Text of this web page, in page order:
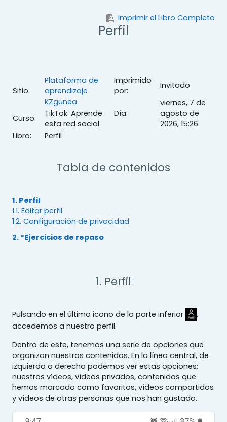
Imprimir el Libro Completo
Perfil
Sitio:
Plataforma de
aprendizaje
KZgunea
Curso:
TikTok. Aprende
esta red social
Libro:
Perfil
Imprimido
por:
Invitado
Día:
viernes, 7 de
agosto de
2026, 15:26
Tabla de contenidos
1. Perfil
1.1. Editar perfil
1.2. Configuración de privacidad
2. *Ejercicios de repaso
1. Perfil
Pulsando en el último icono de la parte inferior
,
accedemos a nuestro perfil.
Dentro de este, tenemos una serie de opciones que
organizan nuestros contenidos. En la línea central, de
izquierda a derecha podemos ver estas opciones:
nuestros vídeos, vídeos privados, contenidos que
hemos marcado como favoritos, vídeos compartidos
y vídeos de otras personas que nos han gustado.